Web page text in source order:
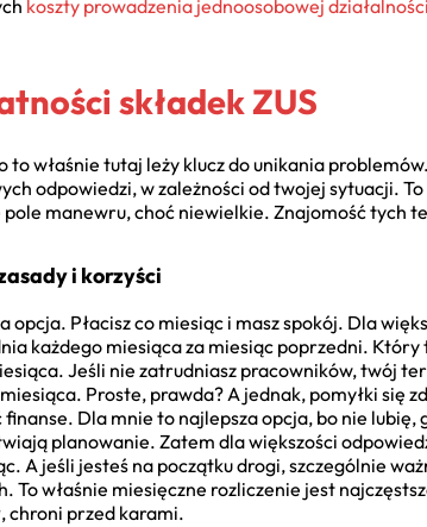
koszty prowadzenia jednoosobowej
składek ZUS
to właśnie tutaj leży klucz do unikania
odpowiedzi, w zależności od twojej sytuacji.
manewru, choć niewielkie. Znajomość tych
i korzyści
opcja. Płacisz co miesiąc i masz spokój. Dla
każdego miesiąca za miesiąc poprzedni.
Jeśli nie zatrudniasz pracowników, twój
Proste, prawda? A jednak, pomyłki się
Dla mnie to najlepsza opcja, bo nie lubię,
planowanie. Zatem dla większości
A jeśli jesteś na początku drogi, szczególnie
To właśnie miesięczne rozliczenie jest
, chroni przed karami.